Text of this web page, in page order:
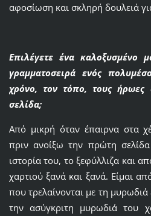
αφοσίωση και σκληρή δουλειά
Επιλέγετε ένα καλοξυσμένο
γραμματοσειρά ενός
χρόνο, τον τόπο, τους
σελίδα;
Από μικρή όταν έπαιρνα στα
πριν ανοίξω την πρώτη
ιστορία του, το ξεφύλλιζα και
χαρτιού ξανά και ξανά. Είμαι
που τρελαίνονται με τη
την ασύγκριτη μυρωδιά του